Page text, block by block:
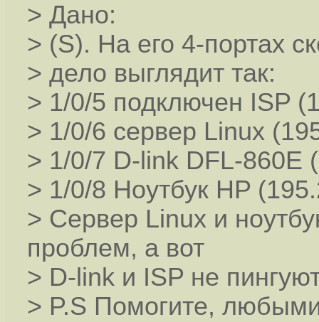
> Дано:
> (S). На его 4-портах
> дело выглядит так:
> 1/0/5 подключен ISP
> 1/0/6 сервер Linux
> 1/0/7 D-link DFL-860E
> 1/0/8 Ноутбук HP
> Сервер Linux и
проблем, а вот
> D-link и ISP не
> P.S Помогите,